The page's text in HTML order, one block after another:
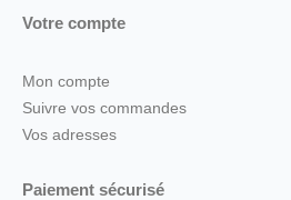
Votre compte
Mon compte
Suivre vos commandes
Vos adresses
Paiement sécurisé